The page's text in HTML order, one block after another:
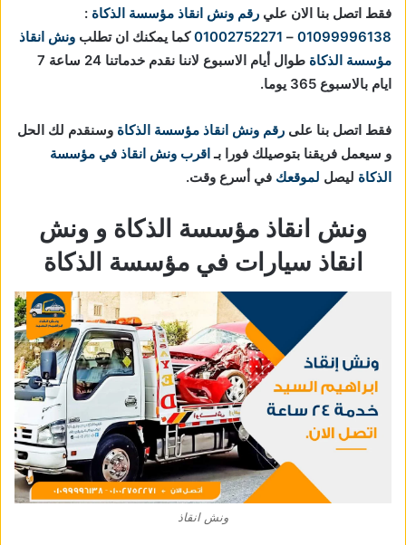
فقط اتصل بنا الان علي رقم ونش انقاذ مؤسسة الذكاة :
01099996138
–
01002752271كما يمكنك ان تطلب ونش انقاذ
مؤسسة الذكاة
طوال أيام الاسبوع لاننا نقدم خدماتنا 24 ساعة 7
ايام بالاسبوع 365 يوما.
فقط اتصل بنا على رقم ونش انقاذ مؤسسة الذكاة وسنقدم لك الحل
و سيعمل فريقنا بتوصيلك فورا بـ اقرب ونش انقاذ في مؤسسة
الذكاة ليصل لموقعك في أسرع وقت.
ونش انقاذ مؤسسة الذكاة و ونش
انقاذ سيارات في مؤسسة الذكاة
ونش انقاذ